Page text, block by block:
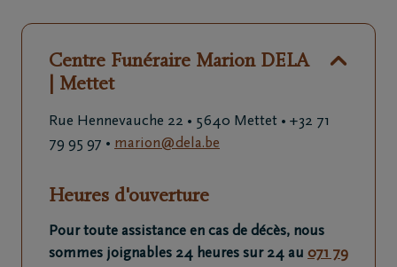
Centre Funéraire Marion DELA
| Mettet
Rue Hennevauche 22 • 5640 Mettet • +32 71
79 95 97 • marion@dela.be
Heures d'ouverture
Pour toute assistance en cas de décès, nous
sommes joignables 24 heures sur 24 au 071 79